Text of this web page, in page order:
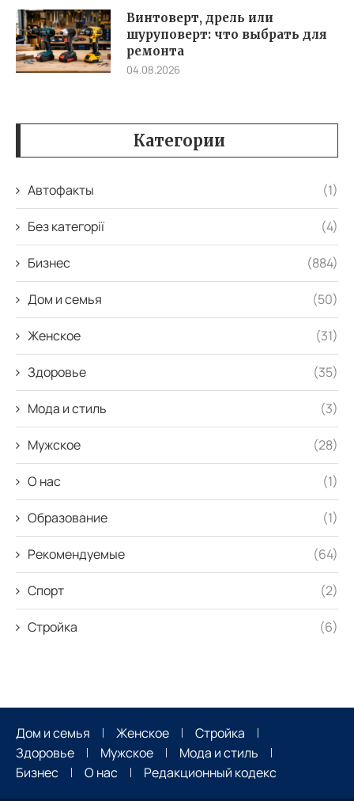
Винтоверт, дрель или
шуруповерт: что выбрать для
ремонта
04.08.2026
Категории
Автофакты (1)
Без категорії (4)
Бизнес (884)
Дом и семья (50)
Женское (31)
Здоровье (35)
Мода и стиль (3)
Мужское (28)
О нас (1)
Образование (1)
Рекомендуемые (64)
Спорт (2)
Стройка (6)
Дом и семья Женское
Стройка
Здоровье
Мужское
Мода и стиль
Бизнес
О нас Редакционный кодекс